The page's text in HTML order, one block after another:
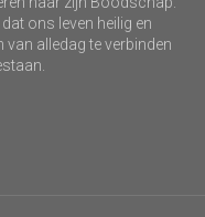
ons leven heilig en
van alledag te verbinden